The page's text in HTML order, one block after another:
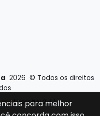
2026 © Todos os direitos
| Versão: 2.4.1
para melhor